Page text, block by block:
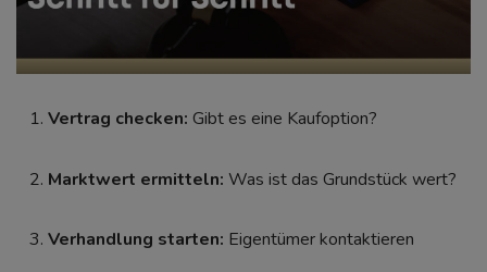
Vertrag checken: Gibt es eine Kaufoption?
Marktwert ermitteln: Was ist das Grundstück wert?
Verhandlung starten: Eigentümer kontaktieren